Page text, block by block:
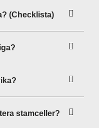
(Checklista)
stamceller?